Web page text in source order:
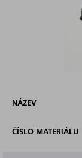
NÁZEV
ČÍSLO MATERIÁLU